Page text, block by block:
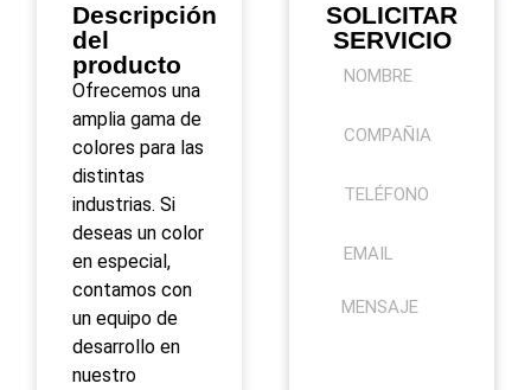
Descripción
del
producto
Ofrecemos una
amplia gama de
colores para las
distintas
industrias. Si
deseas un color
en especial,
contamos con
un equipo de
desarrollo en
nuestro
SOLICITAR
SERVICIO